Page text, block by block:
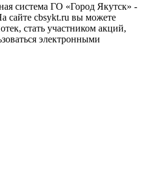
система ГО «Город Якутск» -
сайте cbsykt.ru вы можете
стать участником акций,
электронными